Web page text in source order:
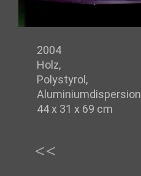
2004
Holz,
Polystyrol,
Aluminiumdispersion
44 x 31 x 69 cm
<<